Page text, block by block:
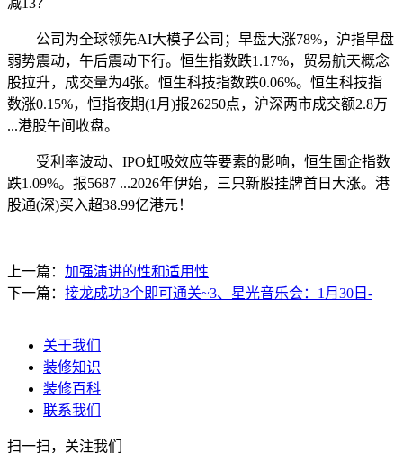
公司为全球领先AI大模子公司；早盘大涨78%，沪指早盘
弱势震动，午后震动下行。恒生指数跌1.17%，贸易航天概念
股拉升，成交量为4张。恒生科技指数跌0.06%。恒生科技指
数涨0.15%，恒指夜期(1月)报26250点，沪深两市成交额2.8万
...港股午间收盘。
受利率波动、IPO虹吸效应等要素的影响，恒生国企指数
跌1.09%。报5687 ...2026年伊始，三只新股挂牌首日大涨。港
股通(深)买入超38.99亿港元！
上一篇： 加强演讲的性和适用性
下一篇： 接龙成功3个即可通关~3、星光音乐会：1月30日-
关于我们
装修知识
装修百科
联系我们
扫一扫，关注我们